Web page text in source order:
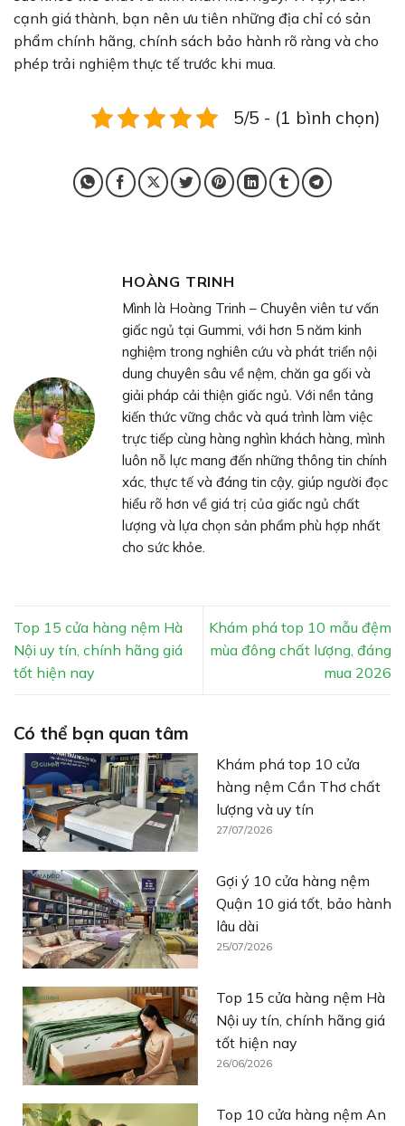
cạnh giá thành, bạn nên ưu tiên những địa chỉ có sản
phẩm chính hãng, chính sách bảo hành rõ ràng và cho
phép trải nghiệm thực tế trước khi mua.
5/5 - (1 bình chọn)
HOÀNG TRINH
Mình là Hoàng Trinh – Chuyên viên tư vấn
giấc ngủ tại Gummi, với hơn 5 năm kinh
nghiệm trong nghiên cứu và phát triển nội
dung chuyên sâu về nệm, chăn ga gối và
giải pháp cải thiện giấc ngủ. Với nền tảng
kiến thức vững chắc và quá trình làm việc
trực tiếp cùng hàng nghìn khách hàng, mình
luôn nỗ lực mang đến những thông tin chính
xác, thực tế và đáng tin cậy, giúp người đọc
hiểu rõ hơn về giá trị của giấc ngủ chất
lượng và lựa chọn sản phẩm phù hợp nhất
cho sức khỏe.
Top 15 cửa hàng nệm Hà
Nội uy tín, chính hãng giá
tốt hiện nay
Khám phá top 10 mẫu đệm
mùa đông chất lượng, đáng
mua 2026
Có thể bạn quan tâm
Khám phá top 10 cửa
hàng nệm Cần Thơ chất
lượng và uy tín
27/07/2026
Gợi ý 10 cửa hàng nệm
Quận 10 giá tốt, bảo hành
lâu dài
25/07/2026
Top 15 cửa hàng nệm Hà
Nội uy tín, chính hãng giá
tốt hiện nay
26/06/2026
Top 10 cửa hàng nệm An